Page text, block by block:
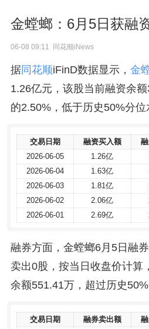
金螳螂：6月5日获融
06-08 09:11 同花顺iNews
据同花顺iFinD数据显示， 金
1.26亿元，该股当前融资余
的2.50%，低于历史50%分位
交易日期 融资买入额
2026-06-05
1.26亿
2026-06-04
1.63亿
2026-06-03
1.81亿
2026-06-02
2.06亿
2026-06-01
2.69亿
交易日期 融资买入额
2026-06-05
1.26亿
2026-06-04
1.63亿
2026-06-03
1.81亿
2026-06-02
2.06亿
2026-06-01
2.69亿
融券方面，金螳螂6月5日融
卖出0股，按当日收盘价计算
余额551.41万，超过历史50%
交易日期 融券卖出额
交易日期 融券卖出额